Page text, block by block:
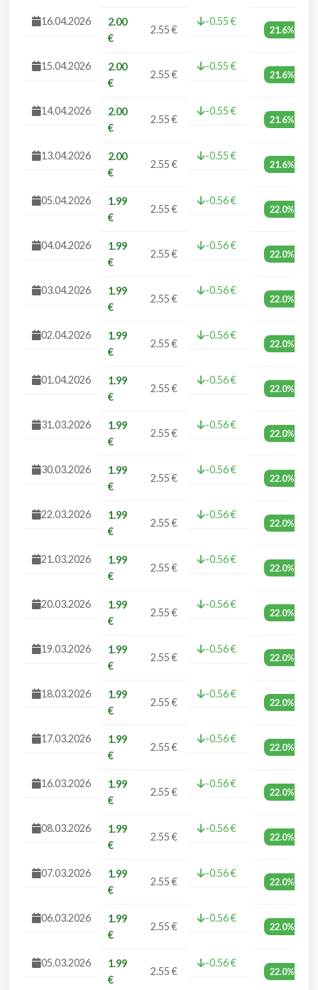
16.04.2026
2.00
€
2.55 €
-0.55 €
21.6%
15.04.2026
2.00
€
2.55 €
-0.55 €
21.6%
14.04.2026
2.00
€
2.55 €
-0.55 €
21.6%
13.04.2026
2.00
€
2.55 €
-0.55 €
21.6%
05.04.2026
1.99
€
2.55 €
-0.56 €
22.0%
04.04.2026
1.99
€
2.55 €
-0.56 €
22.0%
03.04.2026
1.99
€
2.55 €
-0.56 €
22.0%
02.04.2026
1.99
€
2.55 €
-0.56 €
22.0%
01.04.2026
1.99
€
2.55 €
-0.56 €
22.0%
31.03.2026
1.99
€
2.55 €
-0.56 €
22.0%
30.03.2026
1.99
€
2.55 €
-0.56 €
22.0%
22.03.2026
1.99
€
2.55 €
-0.56 €
22.0%
21.03.2026
1.99
€
2.55 €
-0.56 €
22.0%
20.03.2026
1.99
€
2.55 €
-0.56 €
22.0%
19.03.2026
1.99
€
2.55 €
-0.56 €
22.0%
18.03.2026
1.99
€
2.55 €
-0.56 €
22.0%
17.03.2026
1.99
€
2.55 €
-0.56 €
22.0%
16.03.2026
1.99
€
2.55 €
-0.56 €
22.0%
08.03.2026
1.99
€
2.55 €
-0.56 €
22.0%
07.03.2026
1.99
€
2.55 €
-0.56 €
22.0%
06.03.2026
1.99
€
2.55 €
-0.56 €
22.0%
05.03.2026
1.99
€
2.55 €
-0.56 €
22.0%